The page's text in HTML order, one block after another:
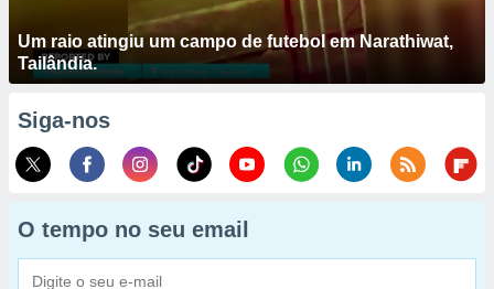
Um raio atingiu um campo de futebol em Narathiwat,
Tailândia.
Siga-nos
O tempo no seu email